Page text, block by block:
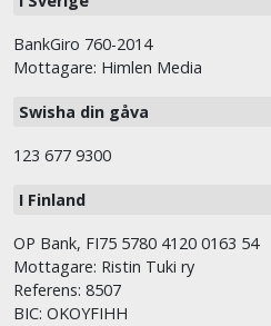
BankGiro 760-2014
Mottagare: Himlen Media
Swisha din gåva
123 677 9300
I Finland
OP Bank, FI75 5780 4120 0163 54
Mottagare: Ristin Tuki ry
Referens: 8507
BIC: OKOYFIHH